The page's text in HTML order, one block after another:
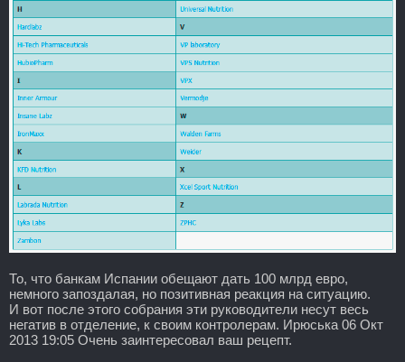
То, что банкам Испании обещают дать 100 млрд евро,
немного запоздалая, но позитивная реакция на ситуацию.
И вот после этого собрания эти руководители несут весь
негатив в отделение, к своим контролерам. Ирюська 06 Окт
2013 19:05 Очень заинтересовал ваш рецепт.